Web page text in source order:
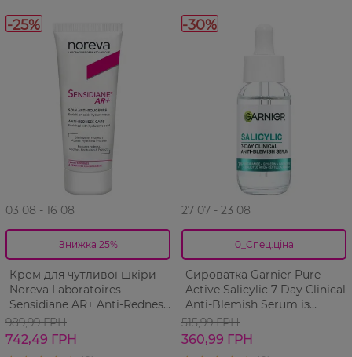
-25%
03 08 - 16 08
Знижка 25%
Крем для чутливої шкіри
Noreva Laboratoires
Sensidiane AR+ Anti-Redness
Care при Куперозі та
Розацеа 30 мл
989,99 ГРН
742,49 ГРН
-30%
27 07 - 23 08
0_Спец.ціна
Сироватка Garnier Pure
Active Salicylic 7-Day Clinical
Anti-Blemish Serum із
Саліциловою кислотою
Проти недосконалостей
шкіри обличчя 30 мл
515,99 ГРН
360,99 ГРН